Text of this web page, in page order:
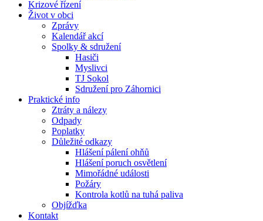
Krizové řízení
Život v obci
Zprávy
Kalendář akcí
Spolky & sdružení
Hasiči
Myslivci
TJ Sokol
Sdružení pro Záhornici
Praktické info
Ztráty a nálezy
Odpady
Poplatky
Důležité odkazy
Hlášení pálení ohňů
Hlášení poruch osvětlení
Mimořádné události
Požáry
Kontrola kotlů na tuhá paliva
Objížďka
Kontakt